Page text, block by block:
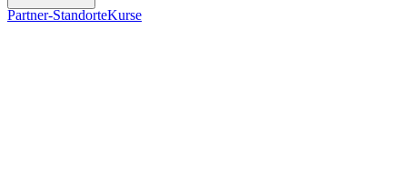
Partner-StandorteKurse